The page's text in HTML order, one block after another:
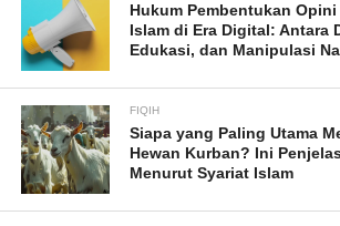
Hukum Pembentukan
Islam di Era Digital: Antara
Edukasi, dan Manipulasi
FIQIH
Siapa yang Paling Utama
Hewan Kurban? Ini
Menurut Syariat Islam